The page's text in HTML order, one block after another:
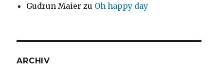
Gudrun Maier zu Oh happy day
ARCHIV